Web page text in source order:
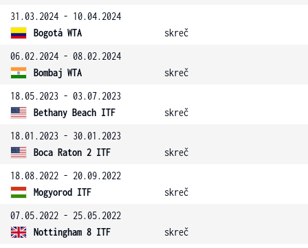
31.03.2024 - 10.04.2024
Bogotá WTA
skreč
06.02.2024 - 08.02.2024
Bombaj WTA
skreč
18.05.2023 - 03.07.2023
Bethany Beach ITF
skreč
18.01.2023 - 30.01.2023
Boca Raton 2 ITF
skreč
18.08.2022 - 20.09.2022
Mogyorod ITF
skreč
07.05.2022 - 25.05.2022
Nottingham 8 ITF
skreč